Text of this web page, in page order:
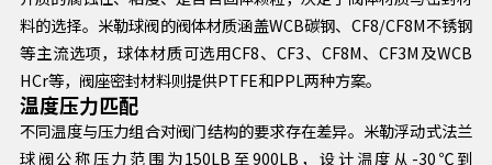
料的选择。米勒球阀的阀体材质涵盖WCB碳钢、CF8/CF8M不锈钢
等主流选项，球体材质可选用CF8、CF3、CF8M、CF3M及WCB
HCr等，阀座密封材料则提供PTFE和PPL两种方案。
温度压力匹配
不同温度与压力组合对阀门结构的要求存在差异。米勒浮动式法兰
球阀公称压力范围为150LB至900LB，设计温度从-30℃到